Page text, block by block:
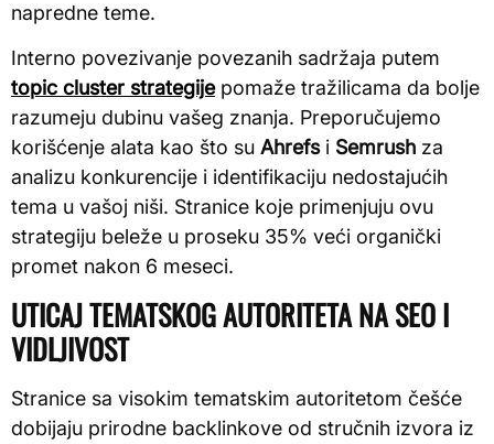
napredne teme.
Interno povezivanje povezanih sadržaja putem
topic cluster strategijepomaže tražilicama da bolje
razumeju dubinu vašeg znanja. Preporučujemo
korišćenje alata kao što su Ahrefsi Semrush za
analizu konkurencije i identifikaciju nedostajućih
tema u vašoj niši. Stranice koje primenjuju ovu
strategiju beleže u proseku 35% veći organički
promet nakon 6 meseci.
UTICAJ TEMATSKOG AUTORITETA NA SEO I
VIDLJIVOST
Stranice sa visokim tematskim autoritetom češće
dobijaju prirodne backlinkove od stručnih izvora iz